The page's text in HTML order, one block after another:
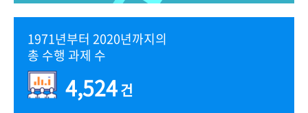
1971년부터 2020년까지의
총 수행 과제 수
4,524건